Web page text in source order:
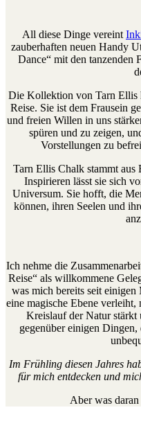
All diese Dinge vereint
zauberhaften neuen Handy
Dance“ mit den tanzenden
Die Kollektion von Tarn Ellis
Reise. Sie ist dem Frausein
und freien Willen in uns
spüren und zu zeigen,
Vorstellungen zu
Tarn Ellis Chalk stammt aus
Inspirieren lässt sie sich
Universum. Sie hofft, die
können, ihren Seelen und
Ich nehme die
Reise“ als willkommene
was mich bereits seit
eine magische Ebene
Kreislauf der Natur stärkt
gegenüber einigen
Im Frühling diesen Jahres
für mich entdecken und
Aber was